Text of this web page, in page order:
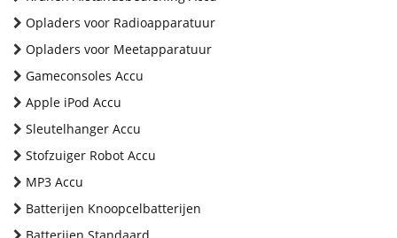
Opladers voor Radioapparatuur
Opladers voor Meetapparatuur
Gameconsoles Accu
Apple iPod Accu
Sleutelhanger Accu
Stofzuiger Robot Accu
MP3 Accu
Batterijen Knoopcelbatterijen